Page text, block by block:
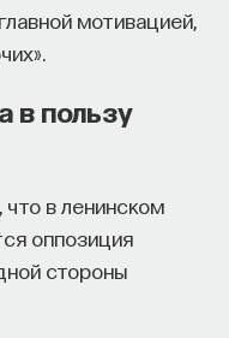
мотивацией,
в пользу
в ленинском
оппозиция
стороны
ей быть
Совершенно
и эмоций, так как
новые